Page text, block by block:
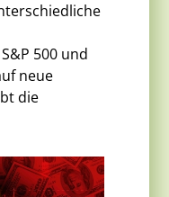
500 und
neue
die